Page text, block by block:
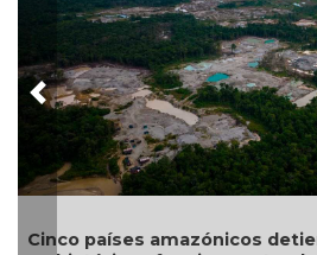
Santuario Apapacho, con
suspende actividades
Previous